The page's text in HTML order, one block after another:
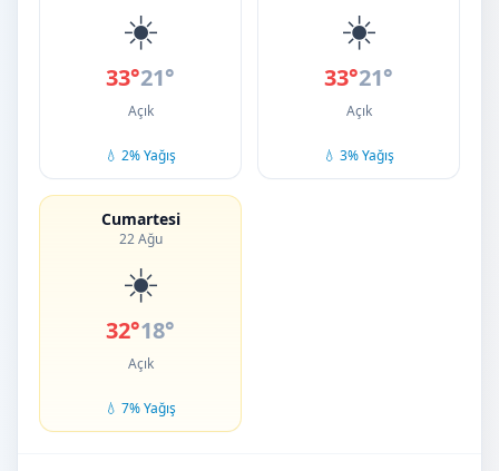
☀️
33°21°
Açık
💧 2% Yağış
☀️
33°21°
Açık
💧 3% Yağış
Cumartesi
22 Ağu
☀️
32°18°
Açık
💧 7% Yağış